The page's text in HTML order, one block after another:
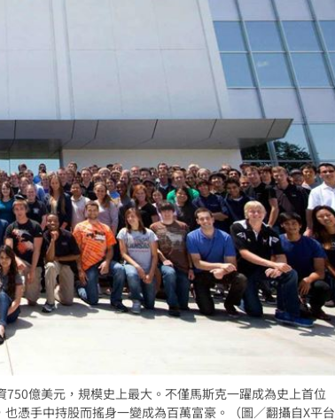
億美元，規模史上最大。不僅馬斯克一躍成為史上首位
憑手中持股而搖身一變成為百萬富豪。（圖／翻攝自X平台